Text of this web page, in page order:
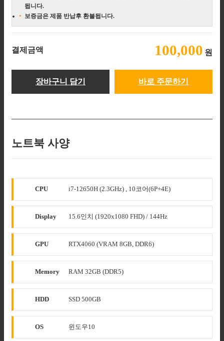
됩니다.
보증금은 제품 반납후 환불됩니다.
결제금액 100,000 원
장바구니 담기 바로 주문하기
노트북 사양
CPU i7-12650H (2.3GHz) , 10코어(6P+4E)
Display 15.6인치 (1920x1080 FHD) / 144Hz
GPU RTX4060 (VRAM 8GB, DDR6)
Memory RAM 32GB (DDR5)
HDD SSD 500GB
OS 윈도우10